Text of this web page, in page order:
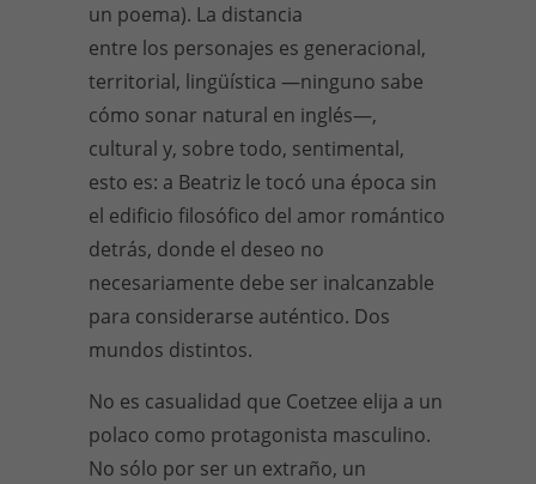
un poema). La distancia
entre los personajes es generacional,
territorial, lingüística —ninguno sabe
cómo sonar natural en inglés—,
cultural y, sobre todo, sentimental,
esto es: a Beatriz le tocó una época sin
el edificio filosófico del amor romántico
detrás, donde el deseo no
necesariamente debe ser inalcanzable
para considerarse auténtico. Dos
mundos distintos.
No es casualidad que Coetzee elija a un
polaco como protagonista masculino.
No sólo por ser un extraño, un